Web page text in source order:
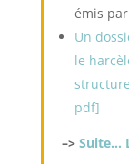
émis
Un
le
pdf]
–> Suite…